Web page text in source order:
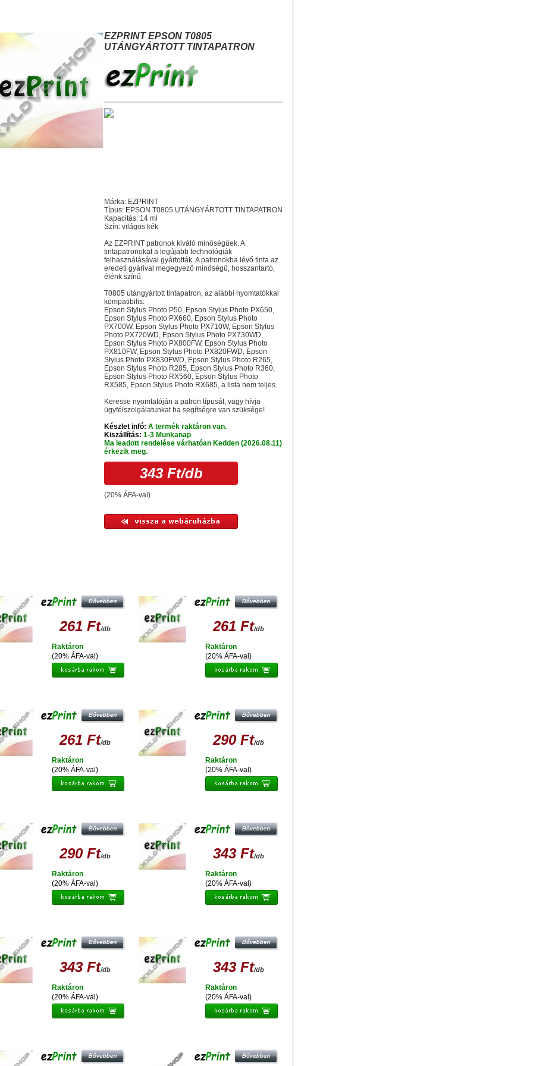
EZPRINT EPSON T0805
UTÁNGYÁRTOTT TINTAPATRON
Márka: EZPRINT
Típus: EPSON T0805 UTÁNGYÁRTOTT TINTAPATRON
Kapacitás: 14 ml
Szín: világos kék
Az EZPRINT patronok kiváló minőségűek. A
tintapatronokat a legújabb technológiák
felhasználásával gyártották. A patronokba lévő tinta az
eredeti gyárival megegyező minőségű, hosszantartó,
élénk színű.
T0805 utángyártott tintapatron, az alábbi nyomtatókkal
kompatibilis:
Epson Stylus Photo P50, Epson Stylus Photo PX650,
Epson Stylus Photo PX660, Epson Stylus Photo
PX700W, Epson Stylus Photo PX710W, Epson Stylus
Photo PX720WD, Epson Stylus Photo PX730WD,
Epson Stylus Photo PX800FW, Epson Stylus Photo
PX810FW, Epson Stylus Photo PX820FWD, Epson
Stylus Photo PX830FWD, Epson Stylus Photo R265,
Epson Stylus Photo R285, Epson Stylus Photo R360,
Epson Stylus Photo RX560, Epson Stylus Photo
RX585, Epson Stylus Photo RX685, a lista nem teljes.
Keresse nyomtatóján a patron típusát, vagy hívja
ügyfélszolgálatunkat ha segítségre van szüksége!
Készlet infó: A termék raktáron van.
Kiszállítás: 1-3 Munkanap
Ma leadott rendelése várhatóan Kedden (2026.08.11)
érkezik meg.
343 Ft/db
(20% ÁFA-val)
261 Ft/db
(20% ÁFA-val)
Raktáron
261 Ft/db
(20% ÁFA-val)
Raktáron
261 Ft/db
(20% ÁFA-val)
Raktáron
290 Ft/db
(20% ÁFA-val)
Raktáron
290 Ft/db
(20% ÁFA-val)
Raktáron
343 Ft/db
(20% ÁFA-val)
Raktáron
343 Ft/db
(20% ÁFA-val)
Raktáron
343 Ft/db
(20% ÁFA-val)
Raktáron